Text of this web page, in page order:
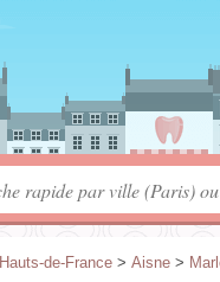
Hauts-de-France > Aisne >